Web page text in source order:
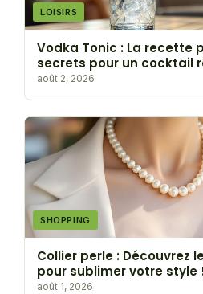
LOISIRS
Vodka Tonic : La recette
secrets pour un cocktail
août 2, 2026
SHOPPING
Collier perle : Découvrez
pour sublimer votre style
août 1, 2026